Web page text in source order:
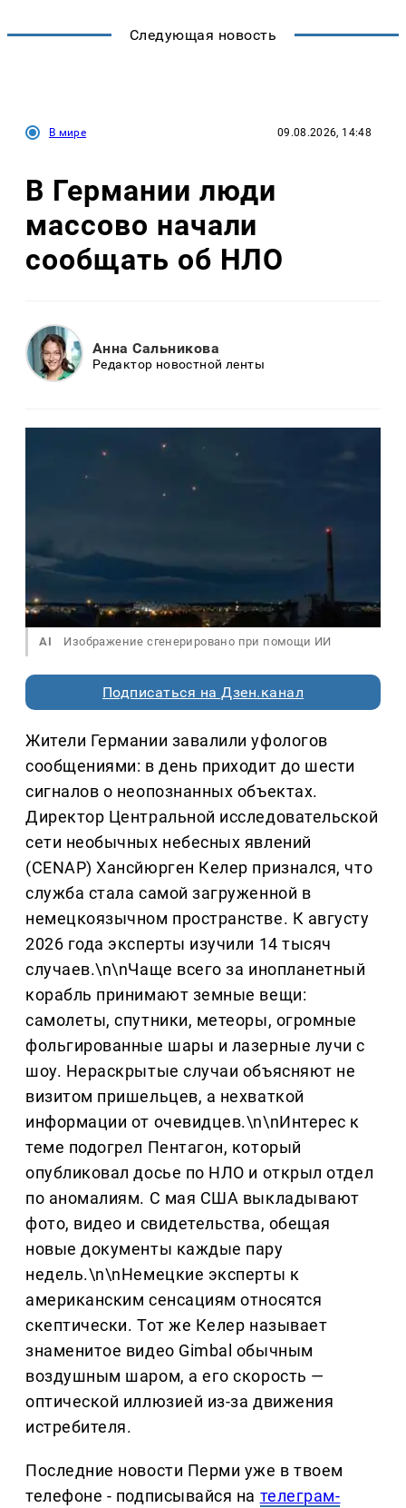
Следующая новость
В мире 09.08.2026, 14:48
В Германии люди
массово начали
сообщать об НЛО
Анна Сальникова
Редактор новостной ленты
AI Изображение сгенерировано при помощи ИИ
Подписаться на Дзен.канал
Жители Германии завалили уфологов
сообщениями: в день приходит до шести
сигналов о неопознанных объектах.
Директор Центральной исследовательской
сети необычных небесных явлений
(CENAP) Хансйюрген Келер признался, что
служба стала самой загруженной в
немецкоязычном пространстве. К августу
2026 года эксперты изучили 14 тысяч
случаев.\n\nЧаще всего за инопланетный
корабль принимают земные вещи:
самолеты, спутники, метеоры, огромные
фольгированные шары и лазерные лучи с
шоу. Нераскрытые случаи объясняют не
визитом пришельцев, а нехваткой
информации от очевидцев.\n\nИнтерес к
теме подогрел Пентагон, который
опубликовал досье по НЛО и открыл отдел
по аномалиям. С мая США выкладывают
фото, видео и свидетельства, обещая
новые документы каждые пару
недель.\n\nНемецкие эксперты к
американским сенсациям относятся
скептически. Тот же Келер называет
знаменитое видео Gimbal обычным
воздушным шаром, а его скорость —
оптической иллюзией из-за движения
истребителя.
Последние новости Перми уже в твоем
телефоне - подписывайся на телеграм-